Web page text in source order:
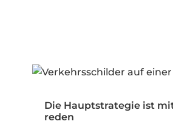
Die Hauptstrategie ist
reden